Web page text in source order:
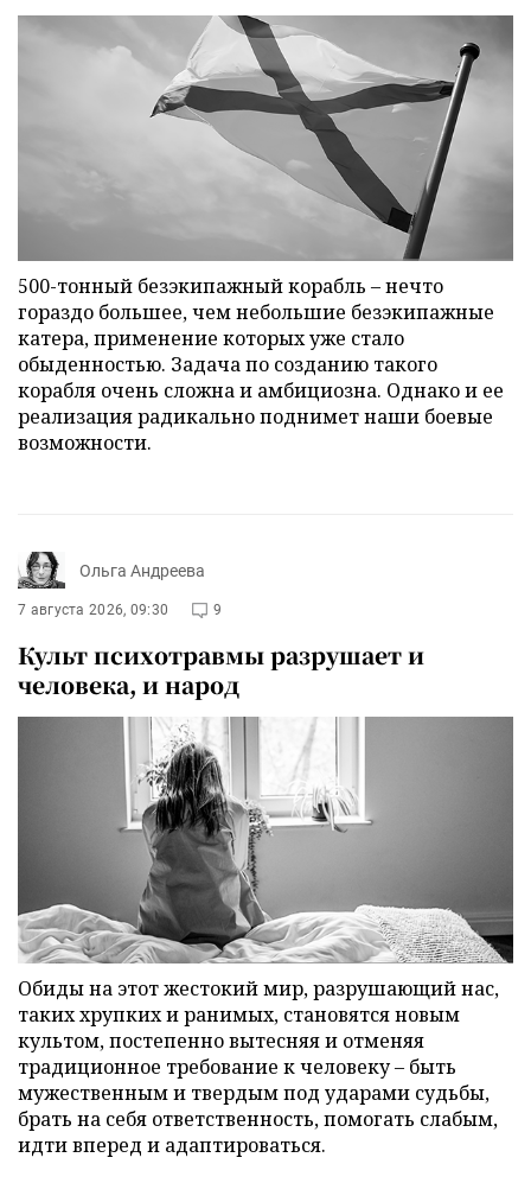
500-тонный безэкипажный корабль – нечто
гораздо большее, чем небольшие безэкипажные
катера, применение которых уже стало
обыденностью. Задача по созданию такого
корабля очень сложна и амбициозна. Однако и ее
реализация радикально поднимет наши боевые
возможности.
Ольга Андреева
7 августа 2026, 09:30 9
Культ психотравмы разрушает и
человека, и народ
Обиды на этот жестокий мир, разрушающий нас,
таких хрупких и ранимых, становятся новым
культом, постепенно вытесняя и отменяя
традиционное требование к человеку – быть
мужественным и твердым под ударами судьбы,
брать на себя ответственность, помогать слабым,
идти вперед и адаптироваться.